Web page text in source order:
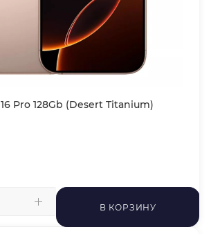
Pro 128Gb (Desert Titanium)
В КОРЗИНУ